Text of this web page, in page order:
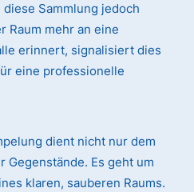
Sammlung jedoch
Raum mehr an eine
erinnert, signalisiert dies
eine professionelle
dient nicht nur dem
Es geht um
klaren, sauberen Raums.